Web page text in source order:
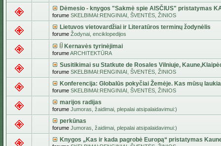
Dėmesio - knygos "Sakmė spie AISČIUS" pristatymas
forume SKELBIMAI:RENGINIAI, ŠVENTĖS, ŽINIOS
Lietuvos vietovardžiai ir Literatūros terminų žodynėlis
forume Žodynai, enciklopedijos
Kernavės tyrinėjimai
forumeARCHITEKTŪRA
Susitikimai su Statkute de Rosales Vilniuje,
forume SKELBIMAI:RENGINIAI, ŠVENTĖS, ŽINIOS
Konferencija: Globalūs pokyčiai Žemėje. Kas mūsų
forume SKELBIMAI:RENGINIAI, ŠVENTĖS, ŽINIOS
marijos radijas
forume Jumoras, žaidimai, plepalai atsipalaidavimui:)
perkūnas
forume Jumoras, žaidimai, plepalai atsipalaidavimui:)
Knygos „Kas ir kada pagrobė Europą“ pristatymas